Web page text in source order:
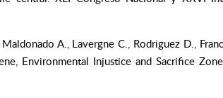
, Maldonado A., Lavergne C., Rodriguez D.,
Environmental Injustice and Sacrifice